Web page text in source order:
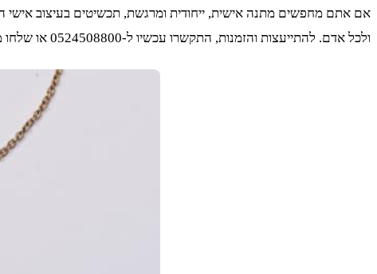
אם אתם מחפשים מתנה אישית, ייחודית ומרגשת, תכשיטים בעיצוב אישי
ולכל אדם. להתייעצות והזמנות, התקשרו עכשיו ל-0524508800 או שלחו מייל ל –